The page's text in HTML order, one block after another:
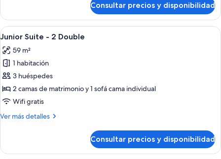
Double
Bed
Suite
Double
Consultar precios y disponibilidad
Abrir
todas
las
fotos
de
Junior
Suite
2
Una habitación de hotel moderna
11
Junior Suite - 2 Double
59 m²
1 habitación
3 huéspedes
2 camas de matrimonio y 1 sofá cama individual
Wifi gratis
Ver más detalles
Más
Suite
Consultar precios y disponibilidad